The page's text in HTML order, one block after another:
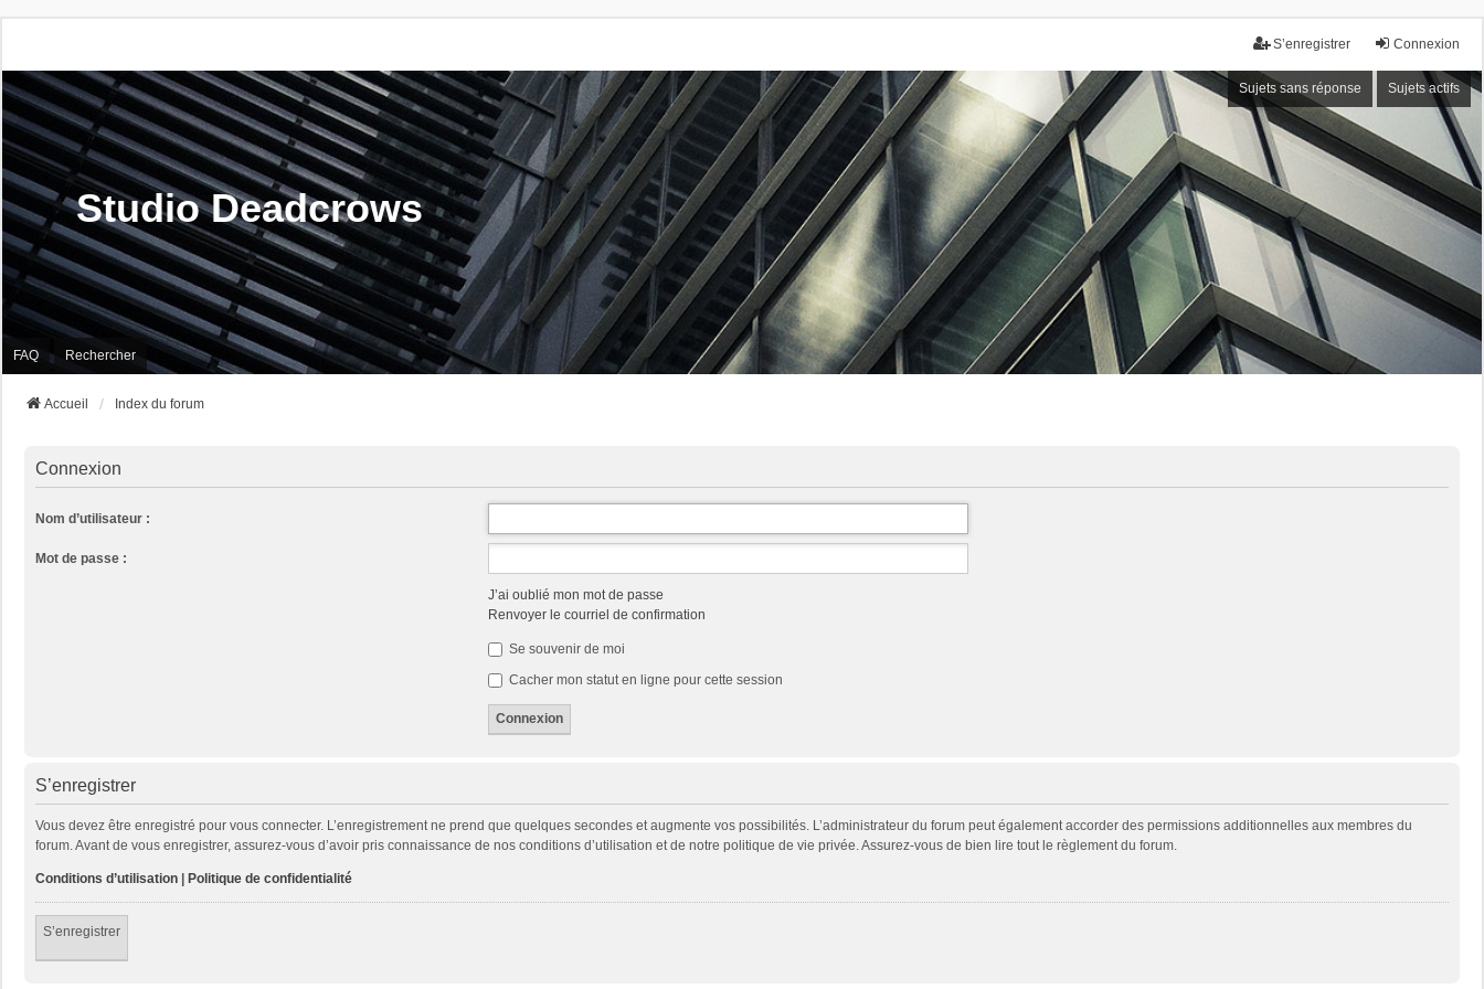
Connexion
S’enregistrer
Sujets sans réponse Sujets actifs
Studio Deadcrows
FAQ Rechercher
Accueil Index du forum
Connexion
Nom d’utilisateur :
Mot de passe :
J’ai oublié mon mot de passe
Renvoyer le courriel de confirmation
Se souvenir de moi
Cacher mon statut en ligne pour cette session
S’enregistrer
Vous devez être enregistré pour vous connecter. L’enregistrement ne prend que quelques secondes et augmente vos possibilités. L’administrateur du forum peut également accorder des permissions additionnelles aux membres du
forum. Avant de vous enregistrer, assurez-vous d’avoir pris connaissance de nos conditions d’utilisation et de notre politique de vie privée. Assurez-vous de bien lire tout le règlement du forum.
Conditions d’utilisation | Politique de confidentialité
S’enregistrer